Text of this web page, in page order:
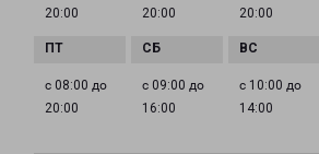
20:00
20:00
20:00
с 08:00 до
20:00
с 09:00 до
16:00
с 10:00 до
14:00